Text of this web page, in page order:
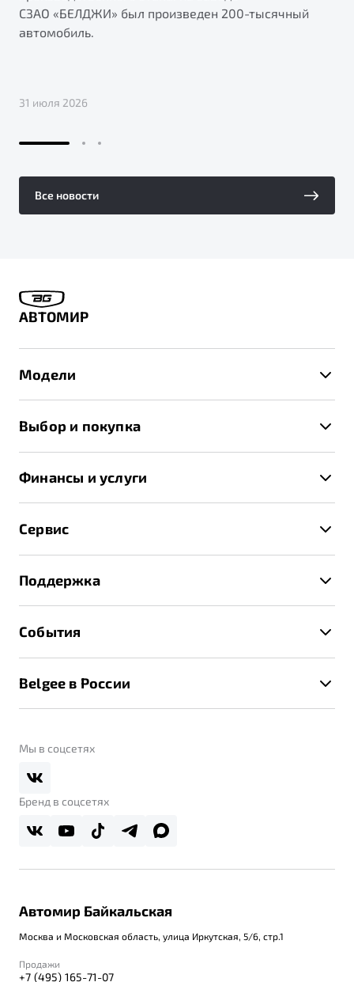
СЗАО «БЕЛДЖИ» был произведен 200-тысячный
автомобиль.
31 июля 2026
Все новости
АВТОМИР
Модели
X70
Выбор и покупка
Записаться на тест-драйв
Получить предложение
Финансы и услуги
Страхование
Расчет КАСКО
Сервис
Техническое обслуживание
Калькулятор ТО
Поддержка
Помощь на дорогах
Belgee Линк
Реферальная программа
События
Belgee в России
О дилерском центре
Правовая информация
Мы в соцсетях
Бренд в соцсетях
Автомир Байкальская
Москва и Московская область, улица Иркутская, 5/6, стр.1
Продажи
+7 (495) 165-71-07